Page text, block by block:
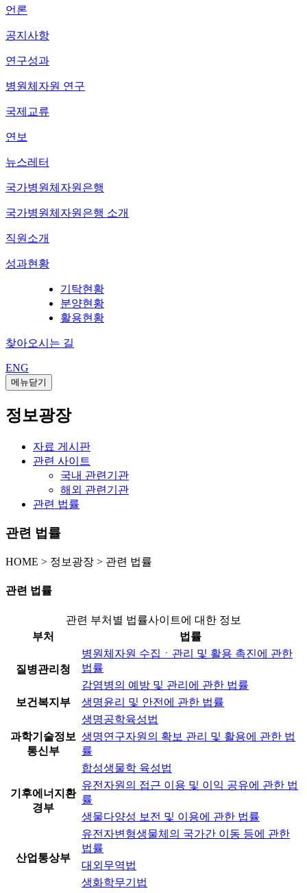
언론
공지사항
연구성과
병원체자원 연구
국제교류
연보
뉴스레터
국가병원체자원은행
국가병원체자원은행 소개
직원소개
성과현황
기탁현황
분양현황
활용현황
찾아오시는 길
ENG
메뉴닫기
정보광장
자료 게시판
관련 사이트
국내 관련기관
해외 관련기관
관련 법률
관련 법률
HOME > 정보광장 > 관련 법률
관련 법률
관련 부처별 법률사이트에 대한 정보
부처
법률
질병관리청
병원체자원 수집ㆍ관리 및 활용 촉진에 관한
법률
감염병의 예방 및 관리에 관한 법률
보건복지부
생명윤리 및 안전에 관한 법률
과학기술정보
통신부
생명공학육성법
생명연구자원의 확보 관리 및 활용에 관한 법
률
합성생물학 육성법
기후에너지환
경부
유전자원의 접근 이용 및 이익 공유에 관한 법
률
생물다양성 보전 및 이용에 관한 법률
산업통상부
유전자변형생물체의 국가간 이동 등에 관한
법률
대외무역법
생화학무기법